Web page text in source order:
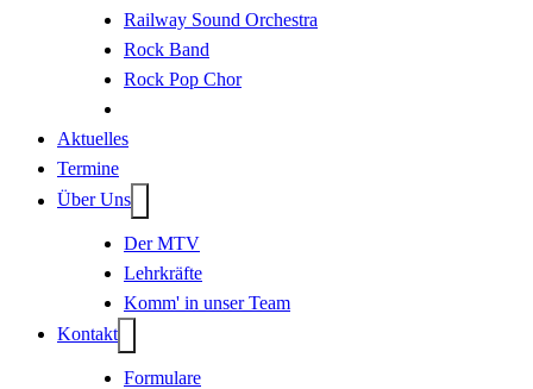
Railway Sound Orchestra
Rock Band
Rock Pop Chor
Aktuelles
Termine
Über Uns
Der MTV
Lehrkräfte
Komm' in unser Team
Kontakt
Formulare